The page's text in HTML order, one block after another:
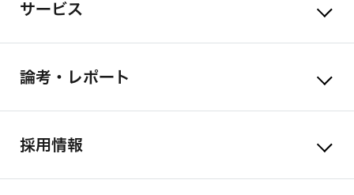
サービス
論考・レポート
採用情報